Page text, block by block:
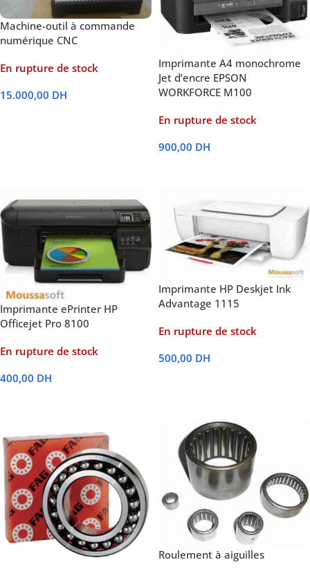
Machine-outil à commande
numérique CNC
En rupture de stock
15.000,00 DH
Imprimante A4 monochrome
Jet d’encre EPSON
WORKFORCE M100
En rupture de stock
900,00 DH
Imprimante ePrinter HP
Officejet Pro 8100
En rupture de stock
400,00 DH
Imprimante HP Deskjet Ink
Advantage 1115
En rupture de stock
500,00 DH
Roulement à aiguilles